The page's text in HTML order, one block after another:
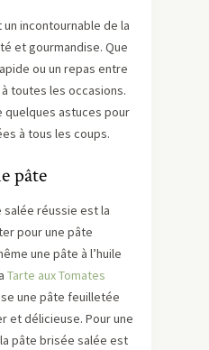
incontournable de la
et gourmandise. Que
ou un repas entre
toutes les occasions.
quelques astuces pour
à tous les coups.
pâte
réussie est la
pour une pâte
une pâte à l’huile
Tarte aux Tomates
une pâte feuilletée
et délicieuse. Pour une
pâte brisée salée est